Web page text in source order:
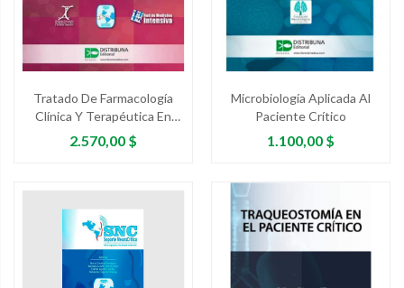
Tratado De Farmacología
Clínica Y Terapéutica En
Cuidados Críticos
Precio
2.570,00 $
Microbiología Aplicada Al
Paciente Crítico
Precio
1.100,00 $